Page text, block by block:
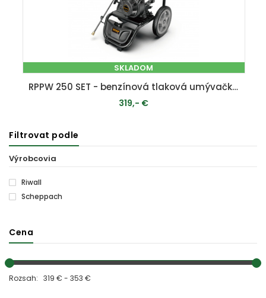
SKLADOM
RPPW 250 SET - benzínová tlaková umývačka 250 barov s príslušenstvom
319,- €
Filtrovat podle
Výrobcovia
Riwall
Scheppach
Cena
Rozsah: 319 € - 353 €